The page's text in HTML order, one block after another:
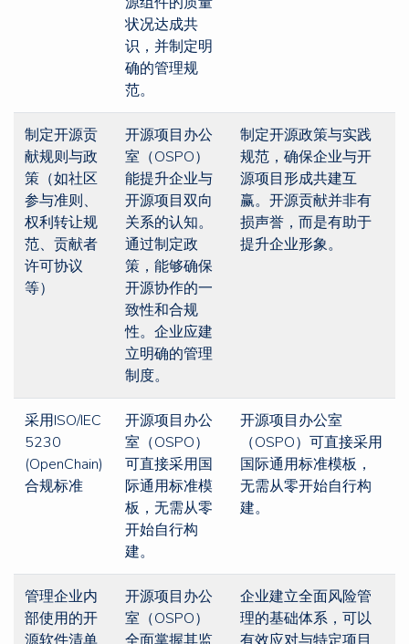
状况达成共
识，并制定明
确的管理规
范。
制定开源贡
献规则与政
策（如社区
参与准则、
权利转让规
范、贡献者
许可协议
等）
开源项目办公
室（OSPO）
能提升企业与
开源项目双向
关系的认知。
通过制定政
策，能够确保
开源协作的一
致性和合规
性。企业应建
立明确的管理
制度。
制定开源政策与实践
规范，确保企业与开
源项目形成共建互
赢。开源贡献并非有
损声誉，而是有助于
提升企业形象。
采用ISO/IEC
5230
(OpenChain)
合规标准
开源项目办公
室（OSPO）
可直接采用国
际通用标准模
板，无需从零
开始自行构
建。
开源项目办公室
（OSPO）可直接采用
国际通用标准模板，
无需从零开始自行构
建。
管理企业内
部使用的开
开源项目办公
室（OSPO）
企业建立全面风险管
理的基础体系，可以